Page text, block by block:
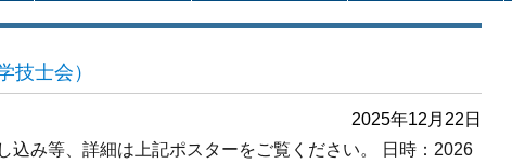
会長あいさつ
会の概要
役員一覧
定款・諸規程
入会のお知らせ
技士会）
2025年12月22日
み等、詳細は上記ポスターをご覧ください。 日時：2026